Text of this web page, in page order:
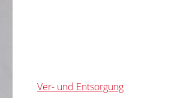
Ver- und Entsorgung